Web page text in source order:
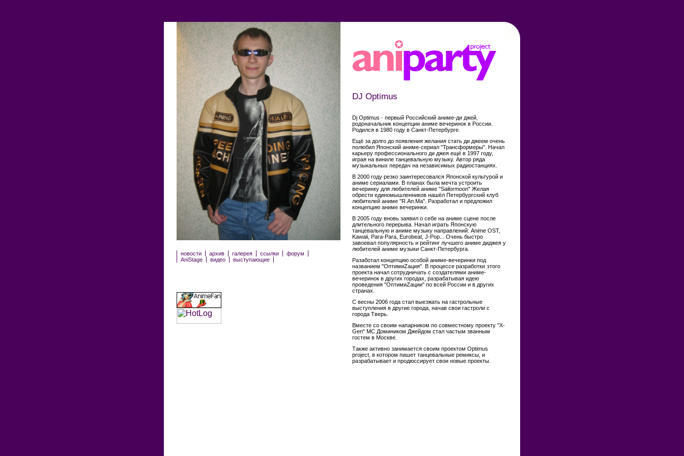
новости архив галерея ссылки
форум
AniStage
видео выступающие
DJ Optimus
Dj Optimus - первый Российский аниме-ди джей,
родоначальник концепции аниме вечеринок в России.
Родился в 1980 году в Санкт-Петербурге.
Ещё за долго до появления желания стать ди джеем очень
полюбил Японский аниме-сериал "Трансформеры". Начал
карьеру профессионального ди джея ещё в 1997 году,
играя на виниле танцевальную музыку. Автор ряда
музыкальных передач на независимых радиостанциях.
В 2000 году резко заинтересовался Японской культурой и
аниме сериалами. В планах была мечта устроить
вечеринку для любителей аниме "Sailormoon" Желая
обрести единомышленников нашёл Петербургский клуб
любителей аниме "R.An.Ma". Разработал и предложил
концепцию аниме вечеринки.
В 2005 году вновь заявил о себе на аниме сцене после
длительного перерыва. Начал играть Японскую
танцевальную и аниме музыку направлений: Anime OST,
Kawaii, Para-Para, Eurobeat, J-Pop... Очень быстро
завоевал популярность и рейтинг лучшего аниме диджея у
любителей аниме музыки Санкт-Петербурга.
Разаботал концепцию особой аниме-вечеринки под
названием "ОптимиZация". В процессе разработки этого
проекта начал сотрудничать с создателями аниме-
вечеринок в других городах, разрабатывая идею
проведения "ОптимиZации" по всей России и в других
странах.
С весны 2006 года стал выезжать на гастрольные
выступления в другие города, начав свои гастроли с
города Тверь.
Вместе со своим напарником по совместному проекту "X-
Gen" MC Домиником Джейдом стал частым званным
гостем в Москве.
Также активно занимается своим проектом Optimus
project, в котором пишет танцевальные ремиксы, и
разрабатывает и продюссирует свои новые проекты.